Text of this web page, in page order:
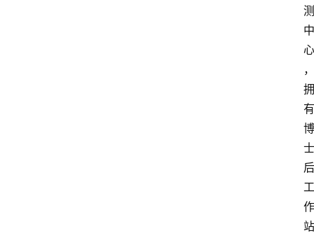
测
中
心
，
拥
有
博
士
后
工
作
站